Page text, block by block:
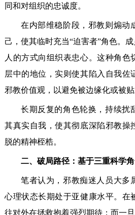
同和对组织的忠诚度。
在内部维稳阶段，邪教则煽动
己，使其临时充当“迫害者”角色。
人的方式向组织表忠心。这种角色
层中的地位，实则使其陷入自我佐
邪教价值观，以避免被边缘化或被贴
长期反复的角色轮换，持续扰
其真实自我，使其彻底深陷邪教操
脱的精神桎梏。
二、破局路径：基于三重科学
笔者认为，邪教痴迷人员大多
心理状态长期处于亚健康水平。在
往对外在拯救抱着强烈期待；而一